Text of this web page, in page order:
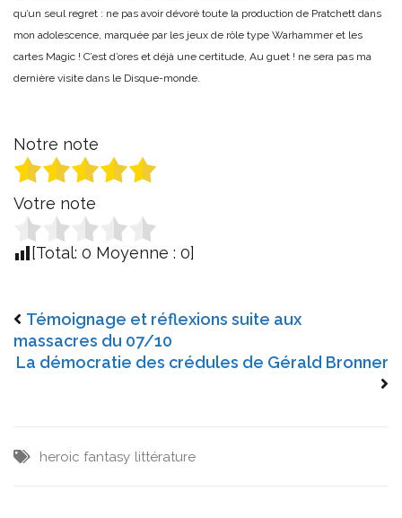
qu’un seul regret : ne pas avoir dévoré toute la production de Pratchett dans
mon adolescence, marquée par les jeux de rôle type Warhammer et les
cartes Magic ! C’est d’ores et déjà une certitude, Au guet ! ne sera pas ma
dernière visite dans le Disque-monde.
Notre note
Votre note
[Total: 0 Moyenne : 0]
Témoignage et réflexions suite aux
massacres du 07/10
La démocratie des crédules de Gérald Bronner
heroic fantasy littérature